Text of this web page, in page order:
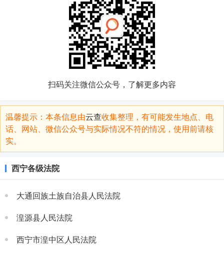
扫码关注微信公众号，了解更多内容
温馨提示：本条信息由云查收集整理，有可能发生地点、电
话、网站、微信公众号与实际情况不符的情况，使用前请核
实。
西宁各级法院
大通回族土族自治县人民法院
湟源县人民法院
西宁市湟中区人民法院